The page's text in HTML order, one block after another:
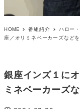
HOME 番組紹介 ハロー
座／オリミネベーカーズなど
銀座インズ１に
ミネベーカーズ